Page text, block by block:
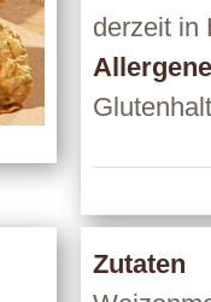
derzeit in
Allergene
Zutaten